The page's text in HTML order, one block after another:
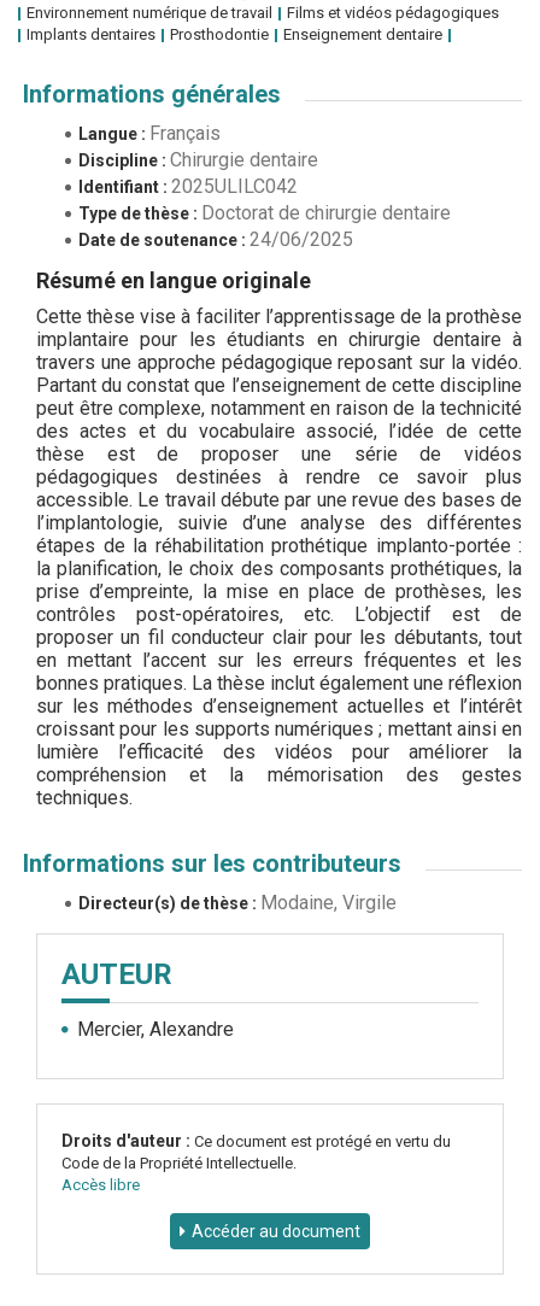
Environnement numérique de travail
Films et vidéos pédagogiques
Implants dentaires
Prosthodontie Enseignement dentaire
Informations générales
Langue : Français
Discipline : Chirurgie dentaire
Identifiant : 2025ULILC042
Type de thèse : Doctorat de chirurgie dentaire
Date de soutenance : 24/06/2025
Résumé en langue originale
Cette thèse vise à faciliter l’apprentissage de la prothèse
implantaire pour les étudiants en chirurgie dentaire à
travers une approche pédagogique reposant sur la vidéo.
Partant du constat que l’enseignement de cette discipline
peut être complexe, notamment en raison de la technicité
des actes et du vocabulaire associé, l’idée de cette
thèse est de proposer une série de vidéos
pédagogiques destinées à rendre ce savoir plus
accessible. Le travail débute par une revue des bases de
l’implantologie, suivie d’une analyse des différentes
étapes de la réhabilitation prothétique implanto-portée :
la planification, le choix des composants prothétiques, la
prise d’empreinte, la mise en place de prothèses, les
contrôles post-opératoires, etc. L’objectif est de
proposer un fil conducteur clair pour les débutants, tout
en mettant l’accent sur les erreurs fréquentes et les
bonnes pratiques. La thèse inclut également une réflexion
sur les méthodes d’enseignement actuelles et l’intérêt
croissant pour les supports numériques ; mettant ainsi en
lumière l’efficacité des vidéos pour améliorer la
compréhension et la mémorisation des gestes
techniques.
Informations sur les contributeurs
Directeur(s) de thèse : Modaine, Virgile
AUTEUR
Mercier, Alexandre
Droits d'auteur : Ce document est protégé en vertu du
Code de la Propriété Intellectuelle.
Accès libre
Accéder au document